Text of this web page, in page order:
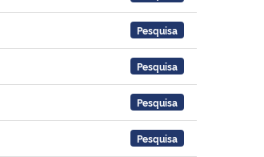
Pesquisa
Pesquisa
Pesquisa
Pesquisa